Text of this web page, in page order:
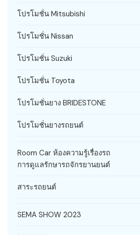
โปรโมชั่น Mitsubishi
โปรโมชั่น Nissan
โปรโมชั่น Suzuki
โปรโมชั่น Toyota
โปรโมชั่นยาง BRIDESTONE
โปรโมชั่นยางรถยนต์
Room Car ห้องความรู้เรื่องรถ
การดูแลรักษารถจักรยานยนต์
สาระรถยนต์
SEMA SHOW 2023